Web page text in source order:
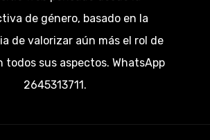
de género, basado en la
de valorizar aún más el rol de
todos sus aspectos. WhatsApp
2645313711.